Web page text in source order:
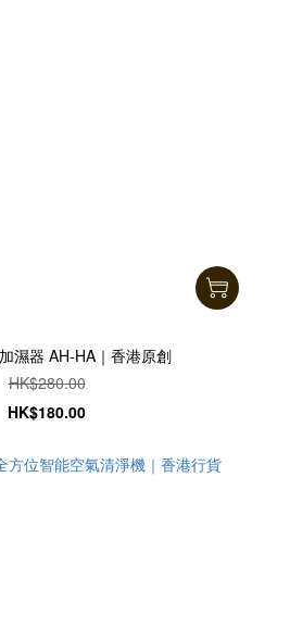
濕器 AH-HA｜香港原創
HK$280.00
HK$180.00